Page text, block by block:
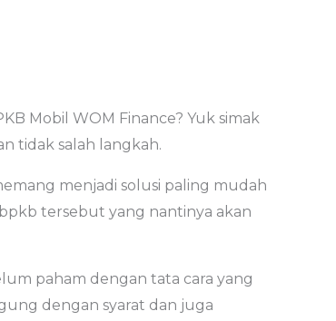
Mobil WOM Finance? Yuk simak
tidak salah langkah.
menjadi solusi paling mudah
tersebut yang nantinya akan
paham dengan tata cara yang
dengan syarat dan juga